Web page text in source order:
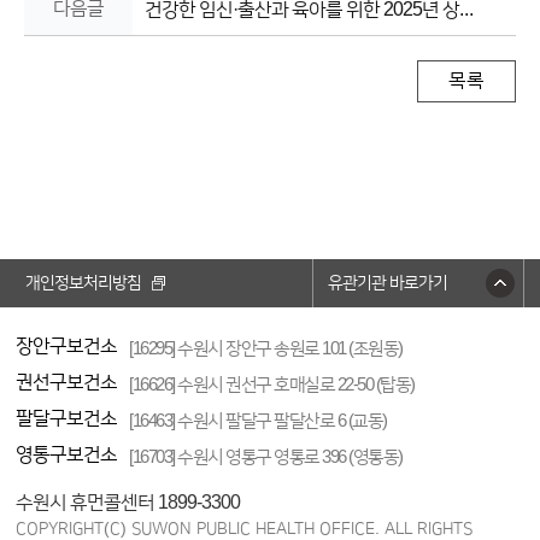
다음글 건강한 임신·출산과 육아를 위한 2025년 상반기 건강교실 운영
목록
개인정보처리방침 유관기관 바로가기
장안구보건소 [16295] 수원시 장안구 송원로 101 (조원동)
권선구보건소 [16626] 수원시 권선구 호매실로 22-50 (탑동)
팔달구보건소 [16463] 수원시 팔달구 팔달산로 6 (교동)
영통구보건소 [16703] 수원시 영통구 영통로 396 (영통동)
수원시 휴먼콜센터 1899-3300
COPYRIGHT(C) SUWON PUBLIC HEALTH OFFICE. ALL RIGHTS